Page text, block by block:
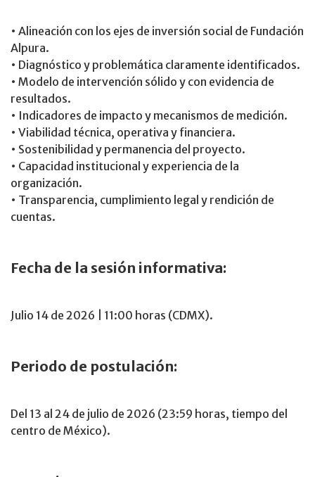
• Alineación con los ejes de inversión social de Fundación
Alpura.
• Diagnóstico y problemática claramente identificados.
• Modelo de intervención sólido y con evidencia de
resultados.
• Indicadores de impacto y mecanismos de medición.
• Viabilidad técnica, operativa y financiera.
• Sostenibilidad y permanencia del proyecto.
• Capacidad institucional y experiencia de la
organización.
• Transparencia, cumplimiento legal y rendición de
cuentas.
Fecha de la sesión informativa:
Julio 14 de 2026 | 11:00 horas (CDMX).
Periodo de postulación:
Del 13 al 24 de julio de 2026 (23:59 horas, tiempo del
centro de México).